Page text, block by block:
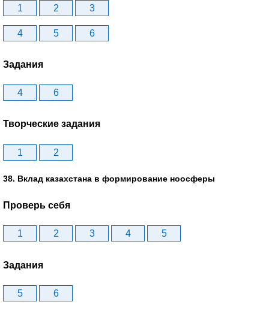
1 2 3
4 5 6
Задания
4 6
Творческие задания
1 2
38. Вклад казахстана в формирование ноосферы
Проверь себя
1 2 3 4 5
Задания
5 6